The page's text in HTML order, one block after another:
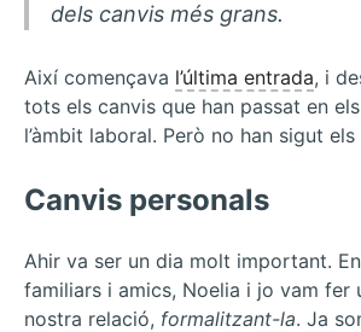
dels canvis més grans.
Així començava l’última entrada, i
tots els canvis que han passat en
l’àmbit laboral. Però no han sigut els
Canvis personals
Ahir va ser un dia molt important.
familiars i amics, Noelia i jo vam fer
nostra relació, formalitzant-la. Ja